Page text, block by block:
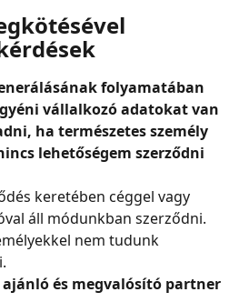
folyamatában
vállalkozó adatokat van
ha természetes személy
lehetőségem szerződni
keretében céggel vagy
áll módunkban szerződni.
nem tudunk
és megvalósító partner